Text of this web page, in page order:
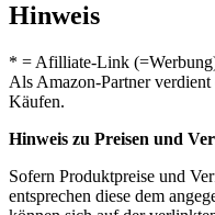
Hinweis
* = Afilliate-Link
Als Amazon-Partner
Käufen.
Hinweis zu Preisen und
Sofern Produktpreise und
entsprechen diese dem